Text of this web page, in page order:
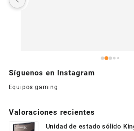
Síguenos en Instagram
Equipos gaming
Valoraciones recientes
Unidad de estado sólido